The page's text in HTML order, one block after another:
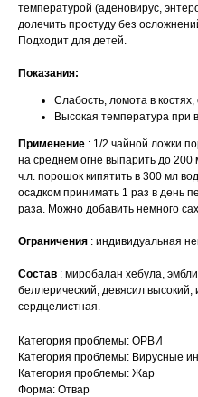
температурой (аденовирус,
долечить простуду без
Подходит для детей.
Показания:
Слабость, ломота в
Высокая температура при
Применение : 1/2 чайной ложки
на среднем огне выпарить до 200
ч.л. порошок кипятить в 300 мл
осадком принимать 1 раз в день
раза. Можно добавить немного
Ограничения : индивидуальная
Состав : миробалан хебула,
беллерический, девясил
сердцелистная.
Категория проблемы: ОРВИ
Категория проблемы: Вирусные
Категория проблемы: Жар
Форма: Отвар